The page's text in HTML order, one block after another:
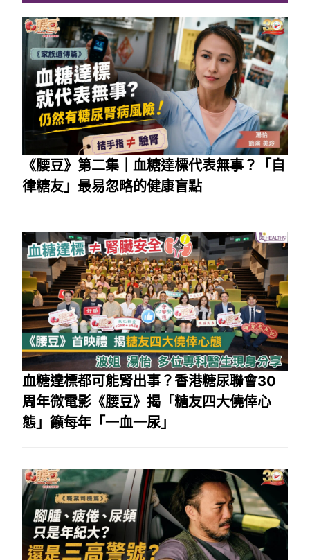
《腰豆》第二集｜血糖達標代表無事？「自
律糖友」最易忽略的健康盲點
血糖達標都可能腎出事？香港糖尿聯會30
周年微電影《腰豆》揭「糖友四大僥倖心
態」籲每年「一血一尿」